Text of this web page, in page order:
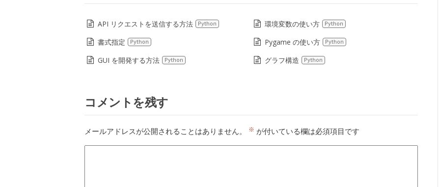
API リクエストを送信する方法 Python 環境変数の使い方 Python
書式指定 Python Pygame の使い方 Python
GUI を開発する方法 Python グラフ構造 Python
コメントを残す
メールアドレスが公開されることはありません。 ※ が付いている欄は必須項目です